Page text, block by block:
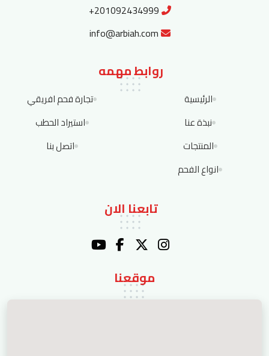
+201092434999
info@arbiah.com
روابط مهمه
الرئيسية
نبذة عنا
المنتجات
انواع الفحم
تجارة فحم افريقي
استيراد الحطب
اتصل بنا
تابعنا الان
موقعنا